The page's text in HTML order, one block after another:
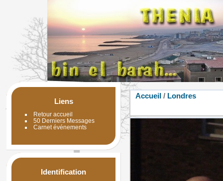
Liens
Retour accueil
50 Derniers Messages
Carnet événements
Identification
Accueil / Londres